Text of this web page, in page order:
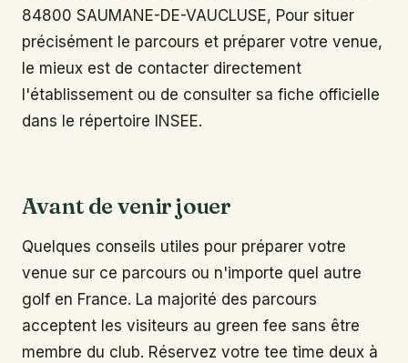
84800 SAUMANE-DE-VAUCLUSE, Pour situer
précisément le parcours et préparer votre venue,
le mieux est de contacter directement
l'établissement ou de consulter sa fiche officielle
dans le répertoire INSEE.
Avant de venir jouer
Quelques conseils utiles pour préparer votre
venue sur ce parcours ou n'importe quel autre
golf en France. La majorité des parcours
acceptent les visiteurs au green fee sans être
membre du club. Réservez votre tee time deux à